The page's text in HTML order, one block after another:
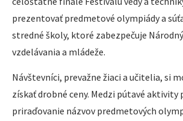
prezentovať predmetové olympiády a
stredné školy, ktoré zabezpečuje
vzdelávania a mládeže.
Návštevníci, prevažne žiaci a učitelia, si
získať drobné ceny. Medzi pútavé
priraďovanie názvov predmetových